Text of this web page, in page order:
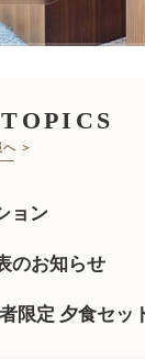
＞
ョン
のお知らせ
限定 夕食セッ